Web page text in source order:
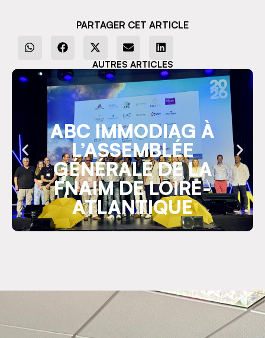
PARTAGER CET ARTICLE
AUTRES ARTICLES
ABC IMMODIAG À
L’ASSEMBLÉE
GÉNÉRALE DE LA
FNAIM DE LOIRE-
ATLANTIQUE